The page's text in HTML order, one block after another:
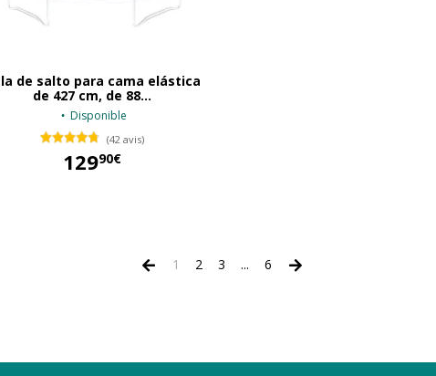
de salto para cama elástica
de 427 cm, de 88...
Disponible
(42 avis)
12990€
1 2 3 ... 6